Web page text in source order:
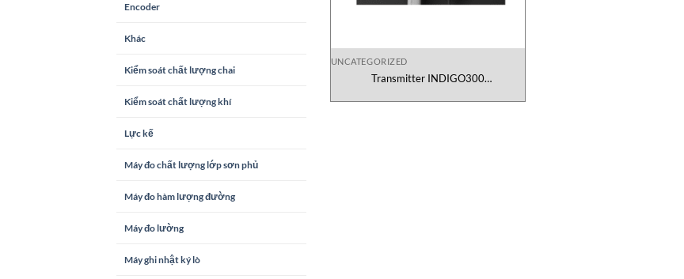
Encoder
Khác
Kiểm soát chất lượng chai
Kiểm soát chất lượng khí
Lực kế
Máy đo chất lượng lớp sơn phủ
Máy đo hàm lượng đường
Máy đo lường
Máy ghi nhật ký lò
UNCATEGORIZED
Transmitter INDIGO300